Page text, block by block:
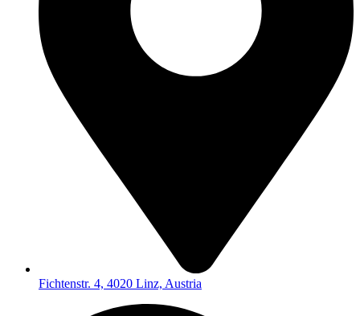
Fichtenstr. 4, 4020 Linz, Austria